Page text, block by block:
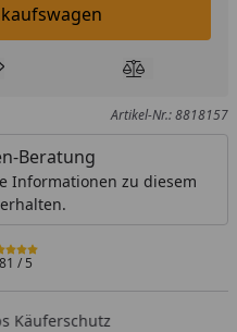
den Einkaufswagen legen
hinzufügenProdukt
Artikel-Nr.: 8818157
Beratung
Informationen zu diesem
/ 5
Käuferschutz